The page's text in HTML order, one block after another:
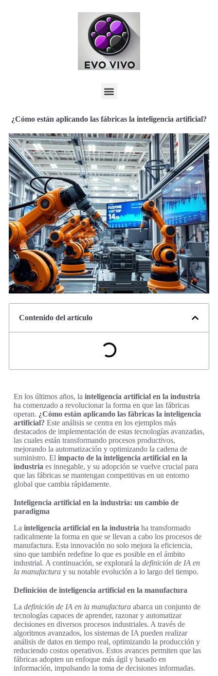
¿Cómo están aplicando las fábricas la inteligencia artificial?
Contenido del artículo
En los últimos años, la inteligencia artificial en la industria
ha comenzado a revolucionar la forma en que las fábricas
operan. ¿Cómo están aplicando las fábricas la inteligencia
artificial? Este análisis se centra en los ejemplos más
destacados de implementación de estas tecnologías avanzadas,
las cuales están transformando procesos productivos,
mejorando la automatización y optimizando la cadena de
suministro. El impacto de la inteligencia artificial en la
industria es innegable, y su adopción se vuelve crucial para
que las fábricas se mantengan competitivas en un entorno
global que cambia rápidamente.
Inteligencia artificial en la industria: un cambio de
paradigma
La inteligencia artificial en la industria ha transformado
radicalmente la forma en que se llevan a cabo los procesos de
manufactura. Esta innovación no solo mejora la eficiencia,
sino que también redefine lo que es posible en el ámbito
industrial. A continuación, se explorará la definición de IA en
la manufactura y su notable evolución a lo largo del tiempo.
Definición de inteligencia artificial en la manufactura
La definición de IA en la manufactura abarca un conjunto de
tecnologías capaces de aprender, razonar y automatizar
decisiones en diversos procesos industriales. A través de
algoritmos avanzados, los sistemas de IA pueden realizar
análisis de datos en tiempo real, optimizando la producción y
reduciendo costos operativos. Estos avances permiten que las
fábricas adopten un enfoque más ágil y basado en
información, impulsando la toma de decisiones informadas.